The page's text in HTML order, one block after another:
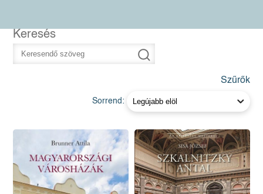
Keresés
Szűrők
Sorrend: